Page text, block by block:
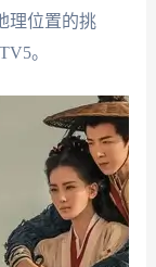
理位置的挑
。